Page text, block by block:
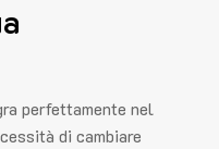
perfettamente nel
di cambiare